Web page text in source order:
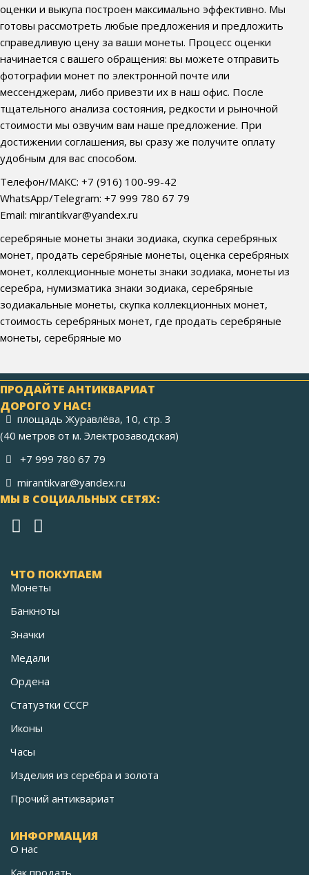
оценки и выкупа построен максимально эффективно. Мы
готовы рассмотреть любые предложения и предложить
справедливую цену за ваши монеты. Процесс оценки
начинается с вашего обращения: вы можете отправить
фотографии монет по электронной почте или
мессенджерам, либо привезти их в наш офис. После
тщательного анализа состояния, редкости и рыночной
стоимости мы озвучим вам наше предложение. При
достижении соглашения, вы сразу же получите оплату
удобным для вас способом.
Телефон/МАКС: +7 (916) 100-99-42
WhatsApp/Telegram: +7 999 780 67 79
Email: mirantikvar@yandex.ru
серебряные монеты знаки зодиака, скупка серебряных
монет, продать серебряные монеты, оценка серебряных
монет, коллекционные монеты знаки зодиака, монеты из
серебра, нумизматика знаки зодиака, серебряные
зодиакальные монеты, скупка коллекционных монет,
стоимость серебряных монет, где продать серебряные
монеты, серебряные мо
ПРОДАЙТЕ АНТИКВАРИАТ
ДОРОГО У НАС!
площадь Журавлёва, 10, стр. 3
(40 метров от м. Электрозаводская)
+7 999 780 67 79
mirantikvar@yandex.ru
МЫ В СОЦИАЛЬНЫХ СЕТЯХ:
ЧТО ПОКУПАЕМ
Монеты
Банкноты
Значки
Медали
Ордена
Статуэтки СССР
Иконы
Часы
Изделия из серебра и золота
Прочий антиквариат
ИНФОРМАЦИЯ
О нас
Как продать